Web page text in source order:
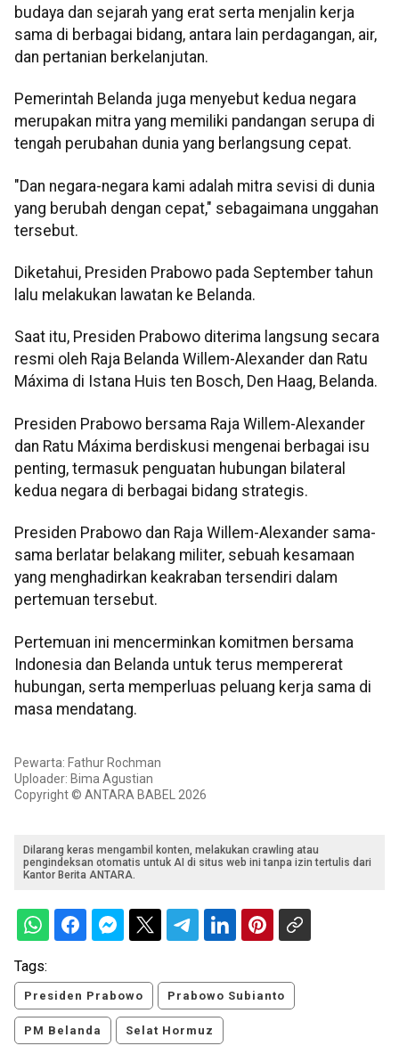
budaya dan sejarah yang erat serta menjalin kerja
sama di berbagai bidang, antara lain perdagangan, air,
dan pertanian berkelanjutan.
Pemerintah Belanda juga menyebut kedua negara
merupakan mitra yang memiliki pandangan serupa di
tengah perubahan dunia yang berlangsung cepat.
"Dan negara-negara kami adalah mitra sevisi di dunia
yang berubah dengan cepat," sebagaimana unggahan
tersebut.
Diketahui, Presiden Prabowo pada September tahun
lalu melakukan lawatan ke Belanda.
Saat itu, Presiden Prabowo diterima langsung secara
resmi oleh Raja Belanda Willem-Alexander dan Ratu
Máxima di Istana Huis ten Bosch, Den Haag, Belanda.
Presiden Prabowo bersama Raja Willem-Alexander
dan Ratu Máxima berdiskusi mengenai berbagai isu
penting, termasuk penguatan hubungan bilateral
kedua negara di berbagai bidang strategis.
Presiden Prabowo dan Raja Willem-Alexander sama-
sama berlatar belakang militer, sebuah kesamaan
yang menghadirkan keakraban tersendiri dalam
pertemuan tersebut.
Pertemuan ini mencerminkan komitmen bersama
Indonesia dan Belanda untuk terus mempererat
hubungan, serta memperluas peluang kerja sama di
masa mendatang.
Pewarta: Fathur Rochman
Uploader: Bima Agustian
Copyright © ANTARA BABEL 2026
Dilarang keras mengambil konten, melakukan crawling atau
pengindeksan otomatis untuk AI di situs web ini tanpa izin tertulis dari
Kantor Berita ANTARA.
Tags:
Presiden Prabowo Prabowo Subianto
PM Belanda Selat Hormuz